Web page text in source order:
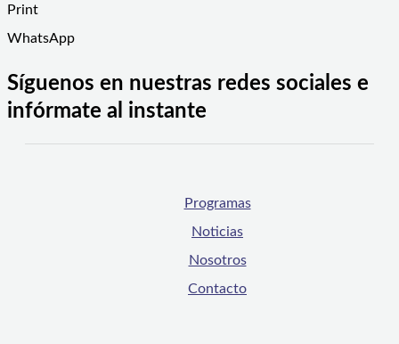
Print
WhatsApp
Síguenos en nuestras redes sociales e
infórmate al instante
Programas
Noticias
Nosotros
Contacto